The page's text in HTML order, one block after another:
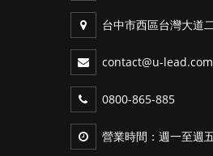
台中市西區台灣大道
contact@u-
0800-865-885
營業時間：週一至週